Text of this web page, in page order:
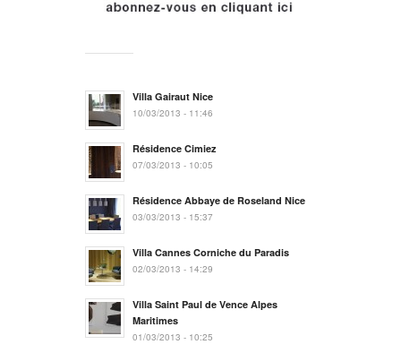
Villa Gairaut Nice
10/03/2013 - 11:46
Résidence Cimiez
07/03/2013 - 10:05
Résidence Abbaye de Roseland Nice
03/03/2013 - 15:37
Villa Cannes Corniche du Paradis
02/03/2013 - 14:29
Villa Saint Paul de Vence Alpes
Maritimes
01/03/2013 - 10:25